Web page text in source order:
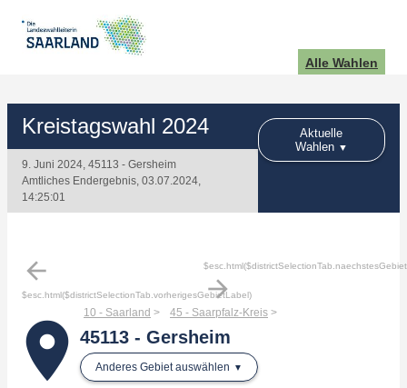
Alle Wahlen
Kreistagswahl 2024
9. Juni 2024, 45113 - Gersheim
Amtliches Endergebnis, 03.07.2024,
14:25:01
Aktuelle
Wahlen
arrow_back
$esc.html($districtSelectionTab.vorherigesGebietLabel)
arrow_forward
place
10 - Saarland 45 - Saarpfalz-Kreis
45113 - Gersheim
Anderes Gebiet auswählen